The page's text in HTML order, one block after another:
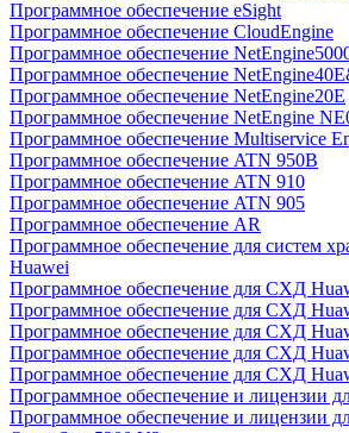
Программное обеспечение eSight
Программное обеспечение CloudEngine
Программное обеспечение
Программное обеспечение
Программное обеспечение NetEngine20E
Программное обеспечение NetEngine
Программное обеспечение Multiservice
Программное обеспечение ATN 950B
Программное обеспечение ATN 910
Программное обеспечение ATN 905
Программное обеспечение AR
Программное обеспечение для систем
Huawei
Программное обеспечение для СХД
Программное обеспечение для СХД
Программное обеспечение для СХД
Программное обеспечение для СХД
Программное обеспечение для СХД
Программное обеспечение и лицензии
Программное обеспечение и лицензии